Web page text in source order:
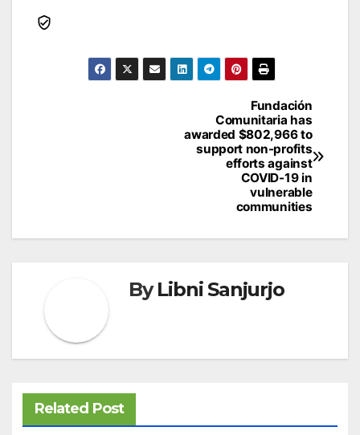
Fundación
Comunitaria has
awarded $802,966 to
support non-profits
efforts against
COVID-19 in
vulnerable
communities
ByLibni Sanjurjo
Related Post